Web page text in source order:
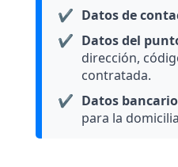
✔️ Datos de
✔️ Datos del
dirección,
contratada.
✔️ Datos
para la